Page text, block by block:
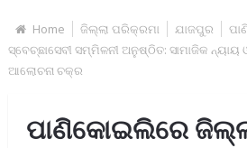
Home ଜିଲ୍ଲା ପରିକ୍ରମା ଯାଜପୁର
ସ୍ବେଚ୍ଛାସେବୀ ସମ୍ମିଳନୀ ଅନୁଷ୍ଠିତ: ସାମାଜିକ
ଆଲୋଚନା ଚକ୍ର
ପାଣିକୋଇଲିରେ